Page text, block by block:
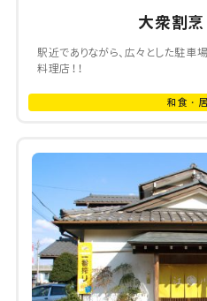
大衆割
駅近でありながら、広々とした駐車
料理店！！
和食・